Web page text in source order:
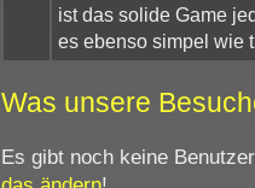
ist das solide Game
es ebenso simpel wie
Was unsere
Es gibt noch keine